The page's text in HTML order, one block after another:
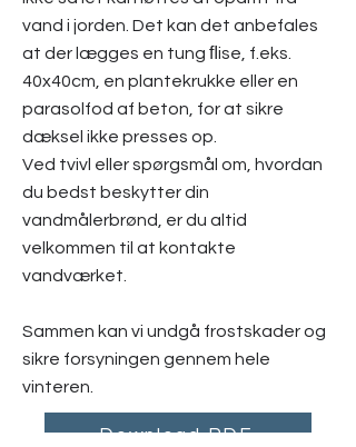
vand i jorden. Det kan det anbefales
at der lægges en tung ﬂise, f.eks.
40x40cm, en plantekrukke eller en
parasolfod af beton, for at sikre
dæksel ikke presses op.
Ved tvivl eller spørgsmål om, hvordan
du bedst beskytter din
vandmålerbrønd, er du altid
velkommen til at kontakte
vandværket.
Sammen kan vi undgå frostskader og
sikre forsyningen gennem hele
vinteren.
Download PDF